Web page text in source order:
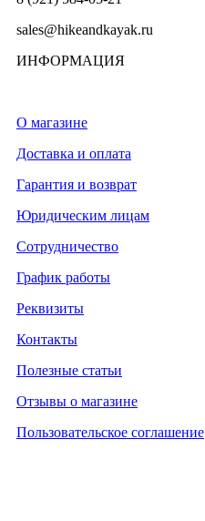
sales@hikeandkayak.ru
ИНФОРМАЦИЯ
О магазине
Доставка и оплата
Гарантия и возврат
Юридическим лицам
Сотрудничество
График работы
Реквизиты
Контакты
Полезные статьи
Отзывы о магазине
Пользовательское соглашение